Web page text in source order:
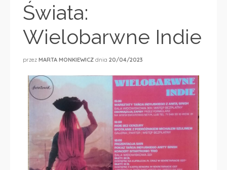
Świata:
Wielobarwne Indie
przez MARTA MONKIEWICZ dnia 20/04/2023